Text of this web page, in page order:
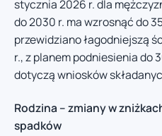
stycznia 2026 r. dla
do 2030 r. ma wzrosnąć do
przewidziano łagodniejszą
r., z planem podniesienia do
dotyczą wniosków
Rodzina – zmiany w
spadków